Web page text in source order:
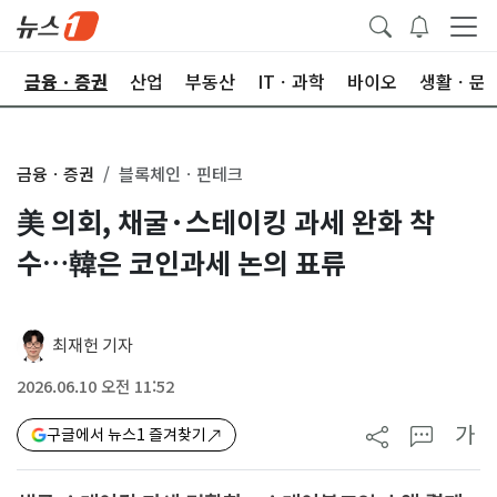
금융ㆍ증권 산업 부동산 ITㆍ과학 바이오 생활ㆍ문
금융ㆍ증권 블록체인ㆍ핀테크
美 의회, 채굴·스테이킹 과세 완화 착
수…韓은 코인과세 논의 표류
최재헌 기자
2026.06.10 오전 11:52
구글에서 뉴스1 즐겨찾기 가